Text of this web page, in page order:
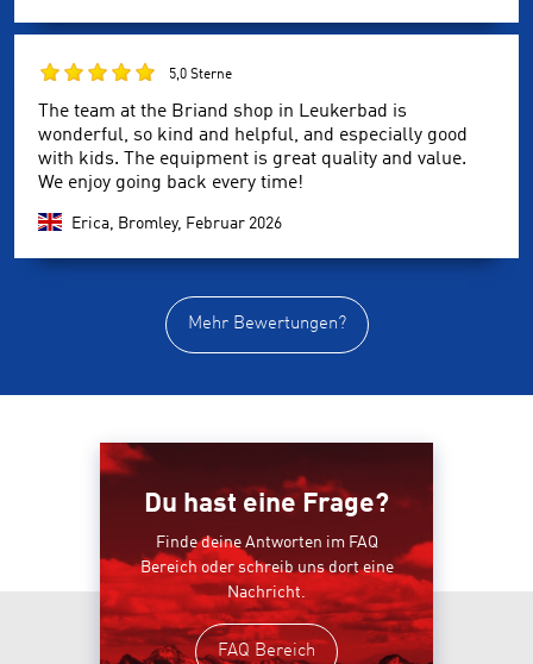
5,0 Sterne
The team at the Briand shop in Leukerbad is
wonderful, so kind and helpful, and especially good
with kids. The equipment is great quality and value.
We enjoy going back every time!
Erica, Bromley, Februar 2026
Mehr Bewertungen?
Du hast eine Frage?
Finde deine Antworten im FAQ
Bereich oder schreib uns dort eine
Nachricht.
FAQ Bereich